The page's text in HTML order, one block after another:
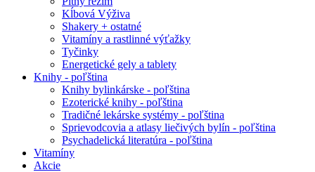
Kĺbová Výživa
Shakery + ostatné
Vitamíny a rastlinné výťažky
Tyčinky
Energetické gely a tablety
Knihy - poľština
Knihy bylinkárske - poľština
Ezoterické knihy - poľština
Tradičné lekárske systémy - poľština
Sprievodcovia a atlasy liečivých bylín - poľština
Psychadelická literatúra - poľština
Vitamíny
Akcie